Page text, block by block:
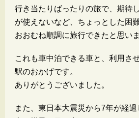
行き当たりばったりの旅で、期待
が使えないなど、ちょっとした困
おおむね順調に旅行できたと思いま
これも車中泊できる車と、利用さ
駅のおかげです。
ありがとうございました。
また、東日本大震災から7年が経